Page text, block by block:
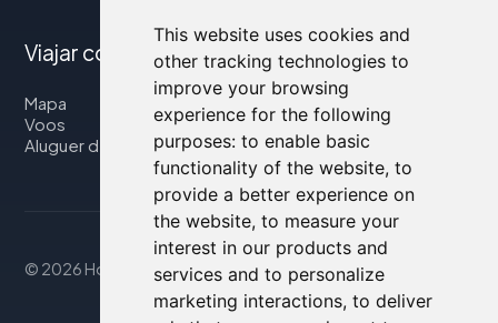
This website uses cookies and
other tracking technologies to
improve your browsing
experience for the following
purposes: to enable basic
functionality of the website, to
provide a better experience on
the website, to measure your
interest in our products and
services and to personalize
marketing interactions, to deliver
Viajar connosco
Mapa
Voos
Aluguer de automóveis
© 2026 Housity.net